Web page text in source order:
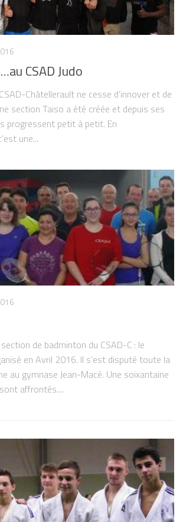
CSAD Judo
Châtellerault ne cesse d’innover et de
section Taiso a été créée et depuis ses
progressent petit à petit. En
une...
de badminton du CSAD-C : le
en Avril 2016. Il s’est disputé toute la
au gymnase Jean-Macé. Une soixantaine
affrontés....